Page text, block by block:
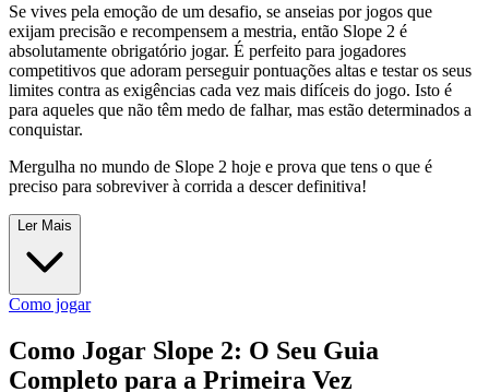
Se vives pela emoção de um desafio, se anseias por jogos que
exijam precisão e recompensem a mestria, então Slope 2 é
absolutamente obrigatório jogar. É perfeito para jogadores
competitivos que adoram perseguir pontuações altas e testar os seus
limites contra as exigências cada vez mais difíceis do jogo. Isto é
para aqueles que não têm medo de falhar, mas estão determinados a
conquistar.
Mergulha no mundo de Slope 2 hoje e prova que tens o que é
preciso para sobreviver à corrida a descer definitiva!
Ler Mais
Como jogar
Como Jogar Slope 2: O Seu Guia
Completo para a Primeira Vez